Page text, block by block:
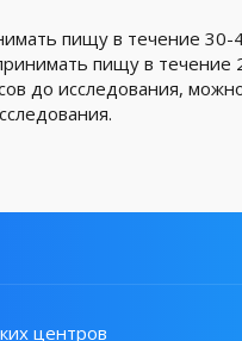
пищу в течение 30-
пищу в течение
до исследования,
центров